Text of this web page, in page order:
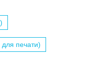
печати)